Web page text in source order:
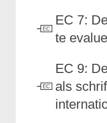
EC
EC 7:
te
EC
EC 9:
als